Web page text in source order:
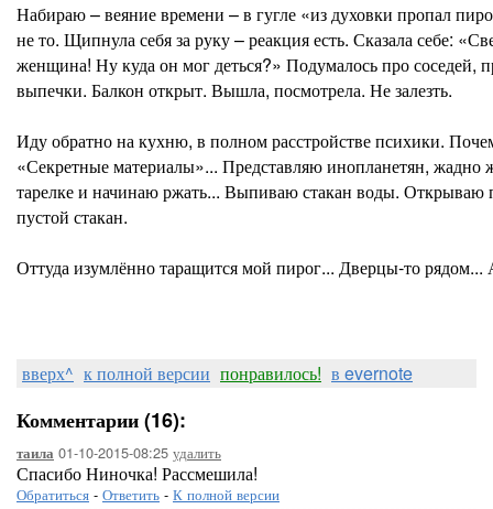
Набираю – веяние времени – в гугле «из духовки пропал
не то. Щипнула себя за руку – реакция есть. Сказала себе:
женщина! Ну куда он мог деться?» Подумалось про соседей,
выпечки. Балкон открыт. Вышла, посмотрела. Не залезть.
Иду обратно на кухню, в полном расстройстве психики.
«Секретные материалы»... Представляю инопланетян,
тарелке и начинаю ржать... Выпиваю стакан воды. Открываю
пустой стакан.
Оттуда изумлённо таращится мой пирог... Дверцы-то рядом...
вверх^ к полной версии понравилось! в evernote
Комментарии (16):
таила 01-10-2015-08:25 удалить
Спасибо Ниночка! Рассмешила!
Обратиться - Ответить - К полной версии